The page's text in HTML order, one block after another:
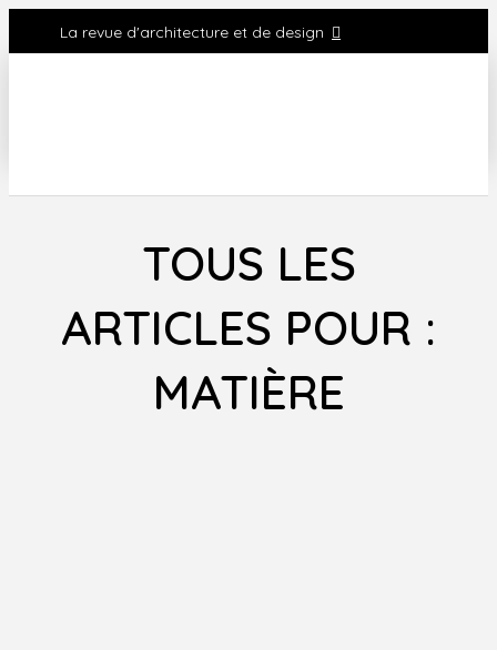
La revue d'architecture et de design
TOUS LES
ARTICLES POUR :
MATIÈRE